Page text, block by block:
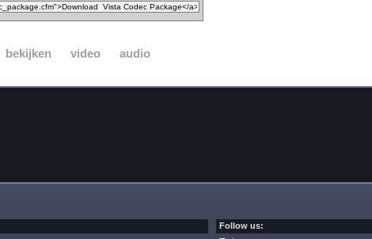
bekijken video audio
Follow us: